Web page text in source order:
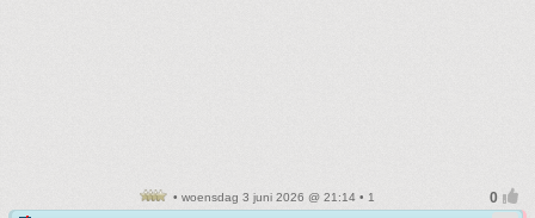
• woensdag 3 juni 2026 @ 21:14 • 1